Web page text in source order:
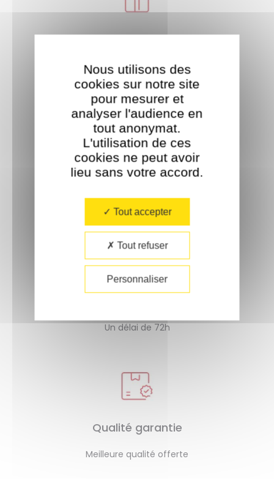
Livraison offerte
À partir de 35€ d'achat.
Paiement sécurisé
Un délai de 72h
Qualité garantie
Meilleure qualité offerte
Nous utilisons des
cookies sur notre site
pour mesurer et
analyser l'audience en
tout anonymat.
L'utilisation de ces
cookies ne peut avoir
lieu sans votre accord.​
Tout accepter
Tout refuser
Personnaliser